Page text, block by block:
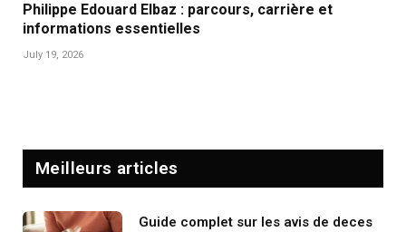
Philippe Edouard Elbaz : parcours, carrière et
informations essentielles
July 19, 2026
Meilleurs articles
Guide complet sur les avis de deces